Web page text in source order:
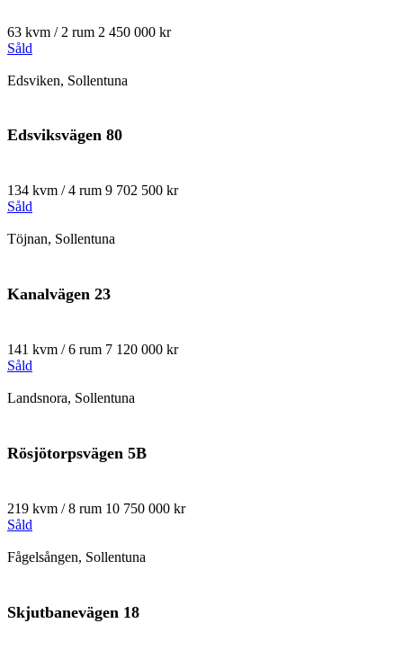
63 kvm / 2 rum 2 450 000 kr
Såld
Edsviken, Sollentuna
Edsviksvägen 80
134 kvm / 4 rum 9 702 500 kr
Såld
Töjnan, Sollentuna
Kanalvägen 23
141 kvm / 6 rum 7 120 000 kr
Såld
Landsnora, Sollentuna
Rösjötorpsvägen 5B
219 kvm / 8 rum 10 750 000 kr
Såld
Fågelsången, Sollentuna
Skjutbanevägen 18